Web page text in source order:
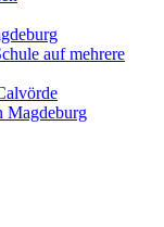
auf mehrere
Magdeburg